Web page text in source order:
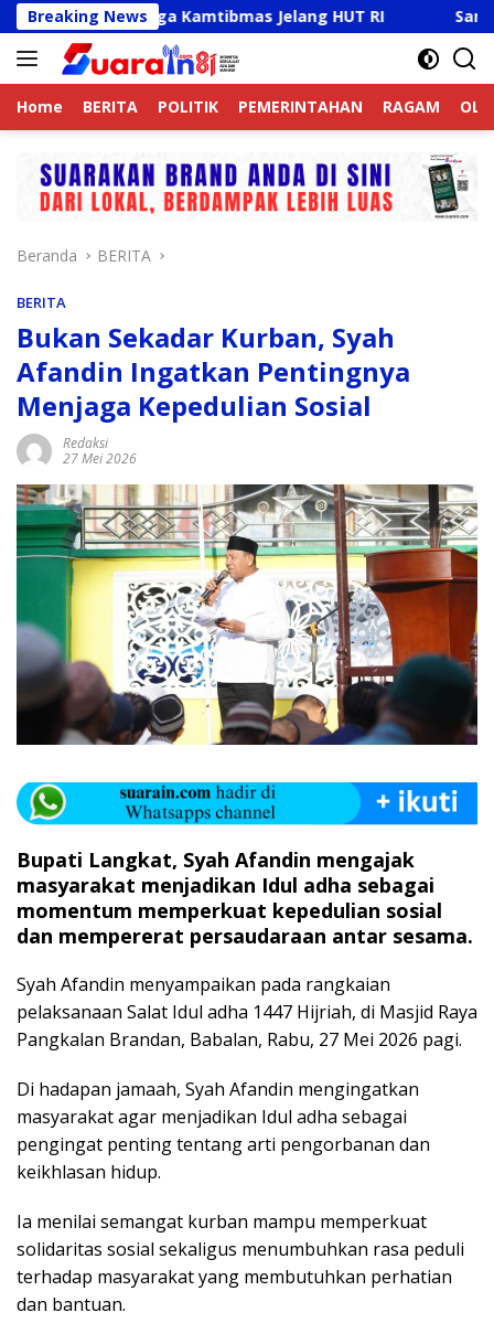
Langsung
ke
konten
Breaking News
Jaga Kamtibmas Jelang HUT RI Sambut HUT RI
Home BERITA POLITIK PEMERINTAHAN RAGAM
Beranda BERITA
BERITA
Bukan Sekadar Kurban, Syah
Afandin Ingatkan Pentingnya
Menjaga Kepedulian Sosial
Redaksi
27 Mei 2026
Bupati Langkat, Syah Afandin mengajak
masyarakat menjadikan Idul adha sebagai
momentum memperkuat kepedulian sosial
dan mempererat persaudaraan antar sesama.
Syah Afandin menyampaikan pada rangkaian
pelaksanaan Salat Idul adha 1447 Hijriah, di Masjid Raya
Pangkalan Brandan, Babalan, Rabu, 27 Mei 2026 pagi.
Di hadapan jamaah, Syah Afandin mengingatkan
masyarakat agar menjadikan Idul adha sebagai
pengingat penting tentang arti pengorbanan dan
keikhlasan hidup.
Ia menilai semangat kurban mampu memperkuat
solidaritas sosial sekaligus menumbuhkan rasa peduli
terhadap masyarakat yang membutuhkan perhatian
dan bantuan.